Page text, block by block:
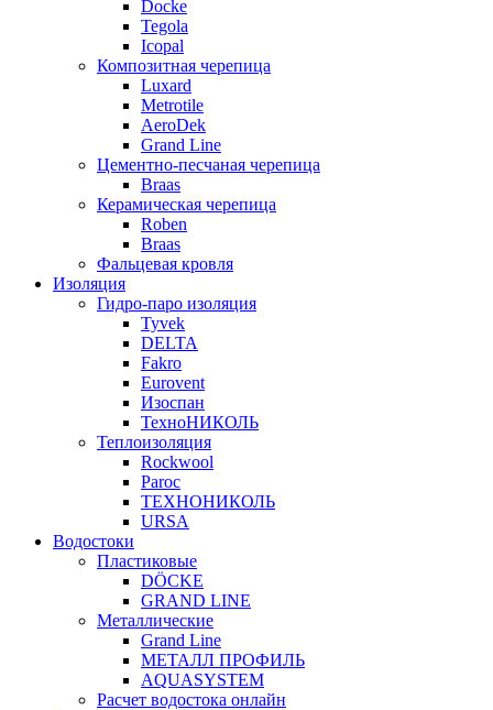
Docke
Tegola
Icopal
Композитная черепица
Luxard
Metrotile
AeroDek
Grand Line
Цементно-песчаная черепица
Braas
Керамическая черепица
Roben
Braas
Фальцевая кровля
Изоляция
Гидро-паро изоляция
Tyvek
DELTA
Fakro
Eurovent
Изоспан
ТехноНИКОЛЬ
Теплоизоляция
Rockwool
Paroc
ТЕХНОНИКОЛЬ
URSA
Водостоки
Пластиковые
DÖCKE
GRAND LINE
Металлические
Grand Line
МЕТАЛЛ ПРОФИЛЬ
AQUASYSTEM
Расчет водостока онлайн